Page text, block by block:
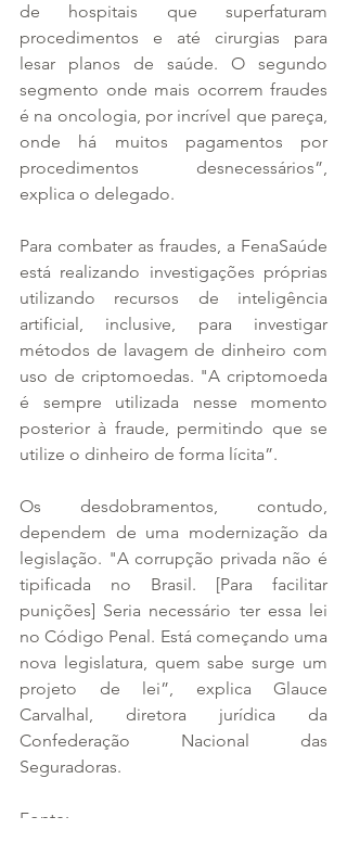
de hospitais que superfaturam
procedimentos e até cirurgias para
lesar planos de saúde. O segundo
segmento onde mais ocorrem fraudes
é na oncologia, por incrível que pareça,
onde há muitos pagamentos por
procedimentos desnecessários”,
explica o delegado.
Para combater as fraudes, a FenaSaúde
está realizando investigações próprias
utilizando recursos de inteligência
artificial, inclusive, para investigar
métodos de lavagem de dinheiro com
uso de criptomoedas. "A criptomoeda
é sempre utilizada nesse momento
posterior à fraude, permitindo que se
utilize o dinheiro de forma lícita”.
Os desdobramentos, contudo,
dependem de uma modernização da
legislação. "A corrupção privada não é
tipificada no Brasil. [Para facilitar
punições] Seria necessário ter essa lei
no Código Penal. Está começando uma
nova legislatura, quem sabe surge um
projeto de lei”, explica Glauce
Carvalhal, diretora jurídica da
Confederação Nacional das
Seguradoras.